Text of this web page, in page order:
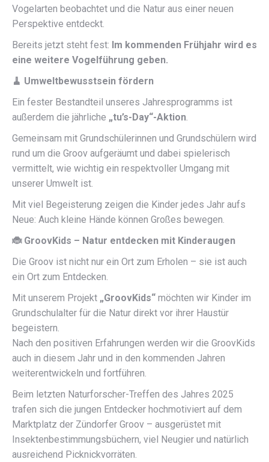
Vogelarten beobachtet und die Natur aus einer neuen
Perspektive entdeckt.
Bereits jetzt steht fest: Im kommenden Frühjahr wird es
eine weitere Vogelführung geben.
🧹 Umweltbewusstsein fördern
Ein fester Bestandteil unseres Jahresprogramms ist
außerdem die jährliche „tu’s-Day“-Aktion.
Gemeinsam mit Grundschülerinnen und Grundschülern wird
rund um die Groov aufgeräumt und dabei spielerisch
vermittelt, wie wichtig ein respektvoller Umgang mit
unserer Umwelt ist.
Mit viel Begeisterung zeigen die Kinder jedes Jahr aufs
Neue: Auch kleine Hände können Großes bewegen.
🐞GroovKids – Natur entdecken mit Kinderaugen
Die Groov ist nicht nur ein Ort zum Erholen – sie ist auch
ein Ort zum Entdecken.
Mit unserem Projekt „GroovKids“ möchten wir Kinder im
Grundschulalter für die Natur direkt vor ihrer Haustür
begeistern.
Nach den positiven Erfahrungen werden wir die GroovKids
auch in diesem Jahr und in den kommenden Jahren
weiterentwickeln und fortführen.
Beim letzten Naturforscher-Treffen des Jahres 2025
trafen sich die jungen Entdecker hochmotiviert auf dem
Marktplatz der Zündorfer Groov – ausgerüstet mit
Insektenbestimmungsbüchern, viel Neugier und natürlich
ausreichend Picknickvorräten.